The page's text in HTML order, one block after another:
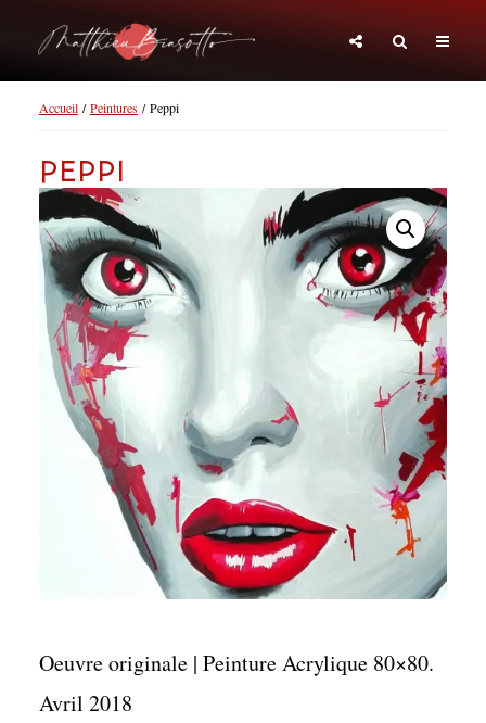
Accueil/Peintures/ Peppi
Peppi
Oeuvre originale | Peinture Acrylique 80×80.
Avril 2018